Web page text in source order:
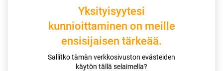
Yksityisyytesi
kunnioittaminen on meille
ensisijaisen tärkeää.
Sallitko tämän verkkosivuston evästeiden
käytön tällä selaimella?